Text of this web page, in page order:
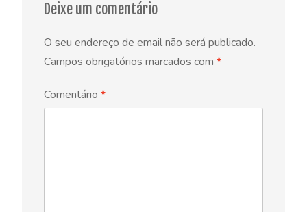
Deixe um comentário
O seu endereço de email não será publicado.
Campos obrigatórios marcados com *
Comentário *